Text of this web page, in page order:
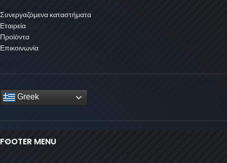
Συνεργαζόμενα καταστήματα
Εταιρεία
Προϊόντα
Επικοινωνία
Greek
FOOTER MENU